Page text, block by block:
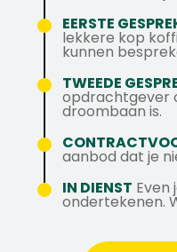
Rijksvastgoed,
ziekenhuizen en
Voorbereiden,
Handelen
en proactief
monteurs? Als
planner binnen de
verantwoordelijk
monteurs die
installaties. Je
utilitaire klanten
kantoorpanden,
ziekenhuizen en
een uitdagende
omgeving!
Wil je meer
Bel dan Jip 020
bericht via
EERSTE
lekkere kop
kunnen
TWEEDE
opdrachtgever
droombaan is.
aanbod dat je
IN DIENST
ondertekenen.